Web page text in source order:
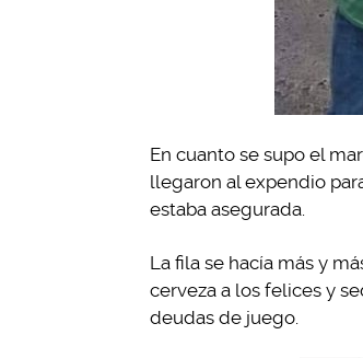
En cuanto se supo el
llegaron al expendio
estaba asegurada.
La fila se hacía más y
cerveza a los felices y
deudas de juego.